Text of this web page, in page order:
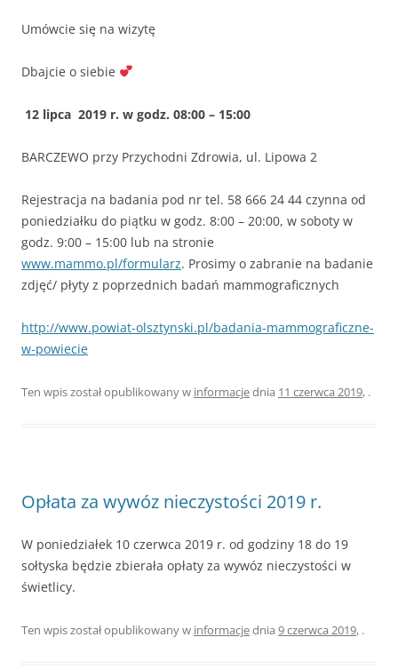
Umówcie się na wizytę
Dbajcie o siebie
12 lipca 2019 r. w godz. 08:00 – 15:00
BARCZEWO przy Przychodni Zdrowia, ul. Lipowa 2
Rejestracja na badania pod nr tel. 58 666 24 44 czynna od
poniedziałku do piątku w godz. 8:00 – 20:00, w soboty w
godz. 9:00 – 15:00 lub na stronie
www.mammo.pl/formularz. Prosimy o zabranie na badanie
zdjęć/ płyty z poprzednich badań mammograficznych
http://www.powiat-olsztynski.pl/badania-mammograficzne-
w-powiecie
Ten wpis został opublikowany w informacjednia 11 czerwca 2019, .
Opłata za wywóz nieczystości 2019 r.
W poniedziałek 10 czerwca 2019 r. od godziny 18 do 19
sołtyska będzie zbierała opłaty za wywóz nieczystości w
świetlicy.
Ten wpis został opublikowany w informacjednia 9 czerwca 2019, .